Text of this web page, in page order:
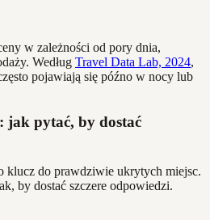
w zależności od pory dnia,
Według Travel Data Lab, 2024,
pojawiają się późno w nocy lub
jak pytać, by dostać
klucz do prawdziwie ukrytych miejsc.
by dostać szczere odpowiedzi.